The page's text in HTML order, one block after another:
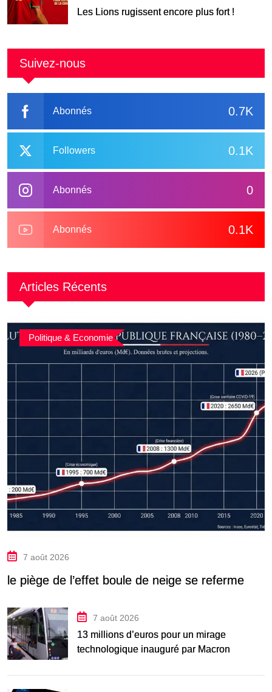
Les Lions rugissent encore plus fort !
Suivez-nous
0.7K
Abonnés
0.1K
Followers
0
Abonnés
0.1K
Abonnés
Articles Récents
Politique & Economie
7 août 2026
le piège de l’effet boule de neige se referme
7 août 2026
13 millions d’euros pour un mirage
technologique inauguré par Macron